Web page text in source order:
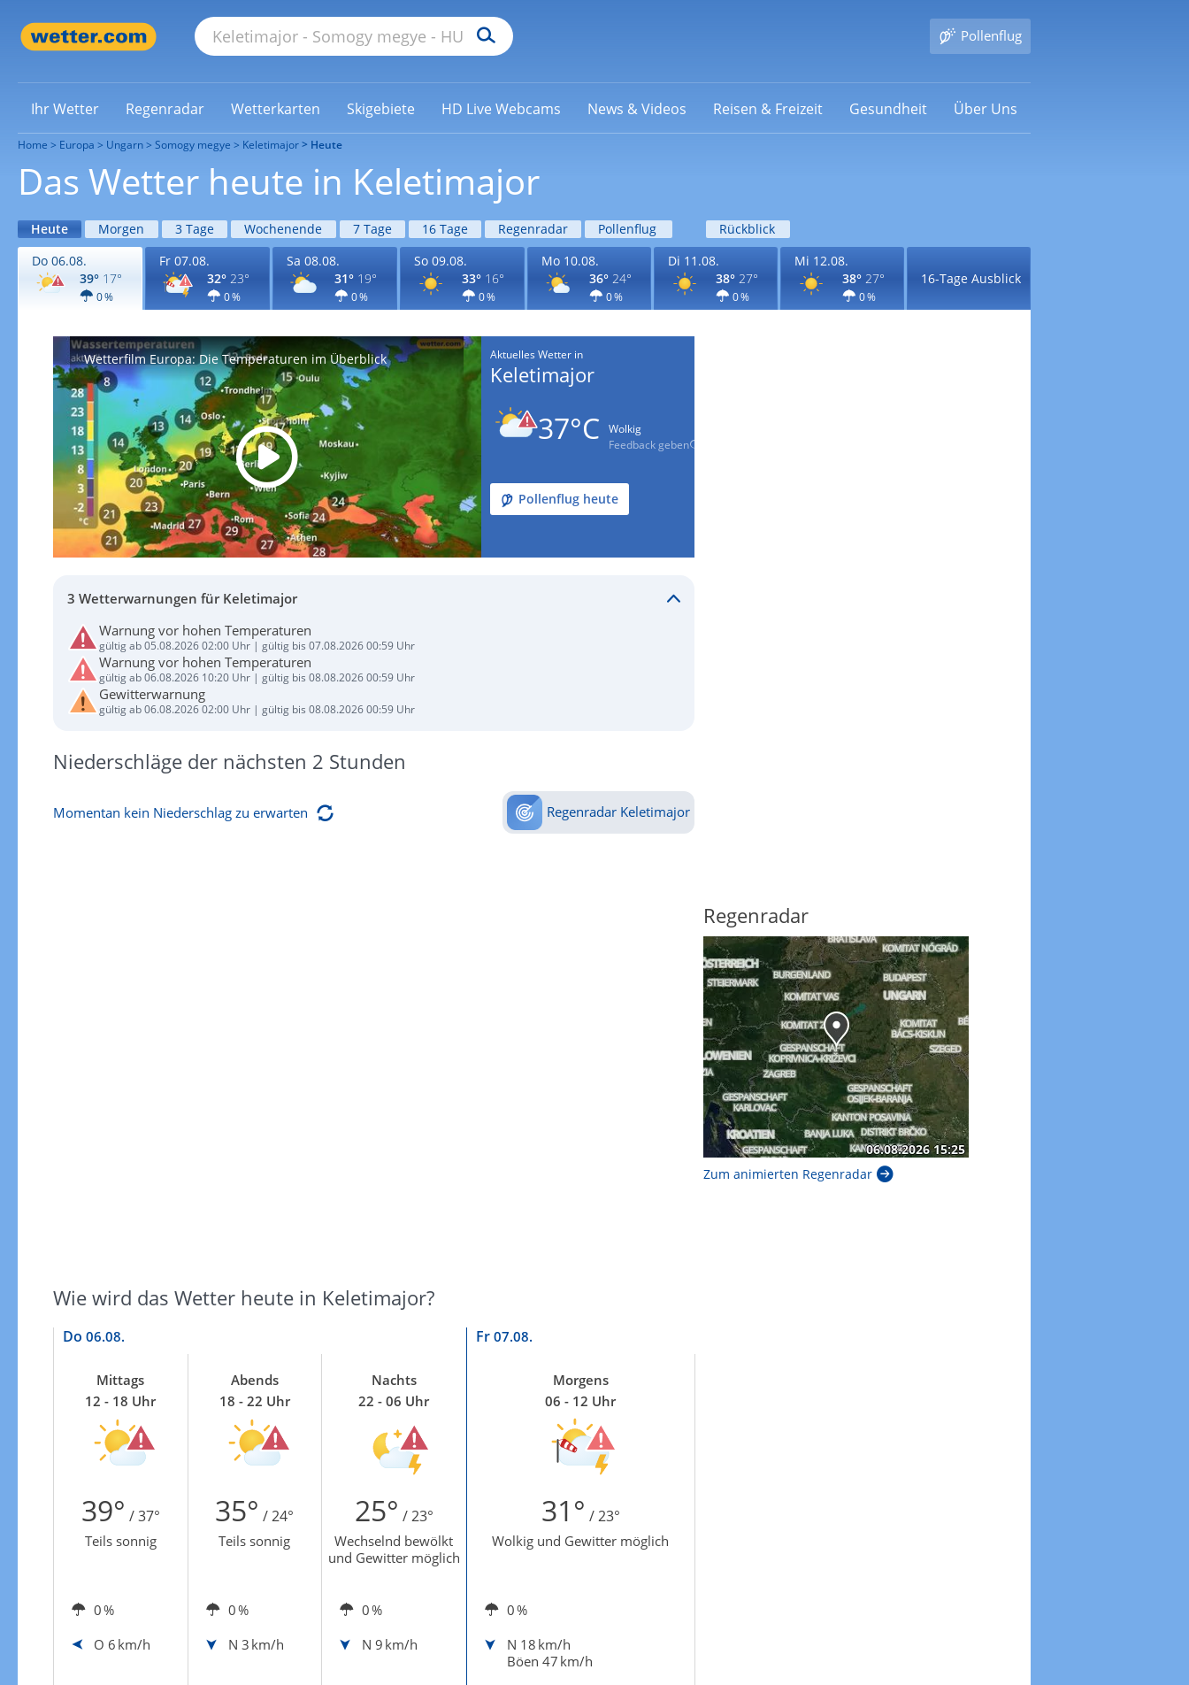
Pollenflug
Ihr Wetter Regenradar Wetterkarten Skigebiete HD Live Webcams News & Videos Reisen & Freizeit Gesundheit Über Uns
Home Europa Ungarn Somogy megye Keletimajor Heute
Das Wetter heute in Keletimajor
Heute Morgen 3 Tage Wochenende 7 Tage 16 Tage Regenradar Pollenflug
Rückblick
Do 06.08.
39° 17°
0 %
Fr 07.08.
32° 23°
0 %
Sa 08.08.
31° 19°
0 %
So 09.08.
33° 16°
0 %
Mo 10.08.
36° 24°
0 %
Di 11.08.
38° 27°
0 %
Mi 12.08.
38° 27°
0 %
16-Tage Ausblick
Wetterfilm Europa: Die Temperaturen im Überblick Aktuelles Wetter in
Keletimajor
37°C
Wolkig
Feedback geben
Pollenflug heute
3 Wetterwarnungen für Keletimajor
Warnung vor hohen Temperaturen
gültig ab 05.08.2026 02:00 Uhr | gültig bis 07.08.2026 00:59 Uhr
Warnung vor hohen Temperaturen
gültig ab 06.08.2026 10:20 Uhr | gültig bis 08.08.2026 00:59 Uhr
Gewitterwarnung
gültig ab 06.08.2026 02:00 Uhr | gültig bis 08.08.2026 00:59 Uhr
Niederschläge der nächsten 2 Stunden
Momentan kein Niederschlag zu erwarten Regenradar Keletimajor
Wie wird das Wetter heute in Keletimajor?
Do 06.08. Fr 07.08.
Mittags
12 - 18 Uhr
Abends
18 - 22 Uhr
Nachts
22 - 06 Uhr
Morgens
06 - 12 Uhr
39° / 37° 35° / 24° 25° / 23° 31° / 23°
Teils sonnig Teils sonnig
Wechselnd bewölkt
und Gewitter möglich
Wolkig und Gewitter möglich
0 % 0 % 0 %
0 %
O 6 km/h N 3 km/h N 9 km/h N 18 km/h
Böen 47 km/h
Regenradar
Zum animierten Regenradar